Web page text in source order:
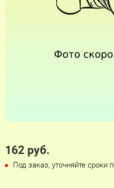
162 руб.
Под заказ, уточняйте сроки